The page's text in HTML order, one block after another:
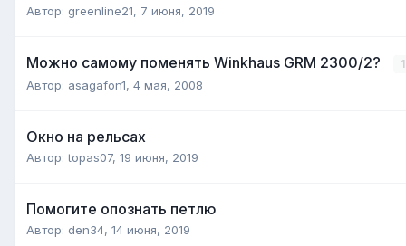
Автор: greenline21, 7 июня, 2019
Можно самому поменять Winkhaus GRM 2300/2? 1
Автор: asagafon1, 4 мая, 2008
Окно на рельсах
Автор:topas07, 19 июня, 2019
Помогите опознать петлю
Автор: den34, 14 июня, 2019